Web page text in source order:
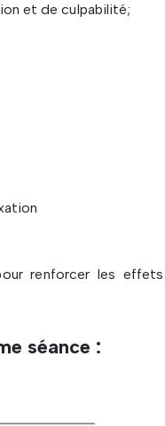
et de culpabilité;
renforcer les effets
séance :